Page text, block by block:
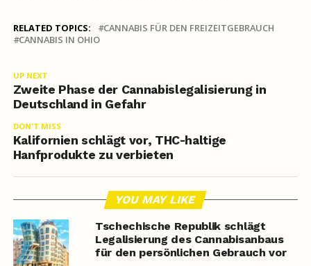
RELATED TOPICS:
CANNABIS FÜR DEN FREIZEITGEBRAUCH
CANNABIS IN OHIO
UP NEXT
Zweite Phase der Cannabislegalisierung in
Deutschland in Gefahr
DON'T MISS
Kalifornien schlägt vor, THC-haltige
Hanfprodukte zu verbieten
YOU MAY LIKE
Tschechische Republik schlägt
Legalisierung des Cannabisanbaus
für den persönlichen Gebrauch vor